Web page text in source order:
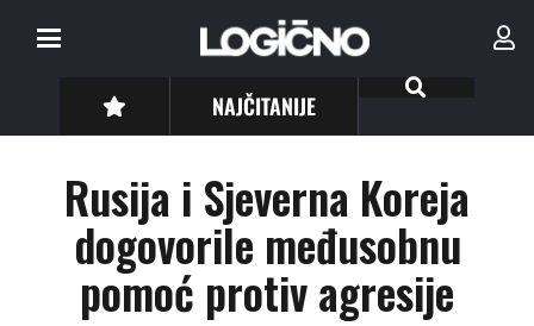
NAJČITANIJE
Rusija i Sjeverna Koreja
dogovorile međusobnu
pomoć protiv agresije